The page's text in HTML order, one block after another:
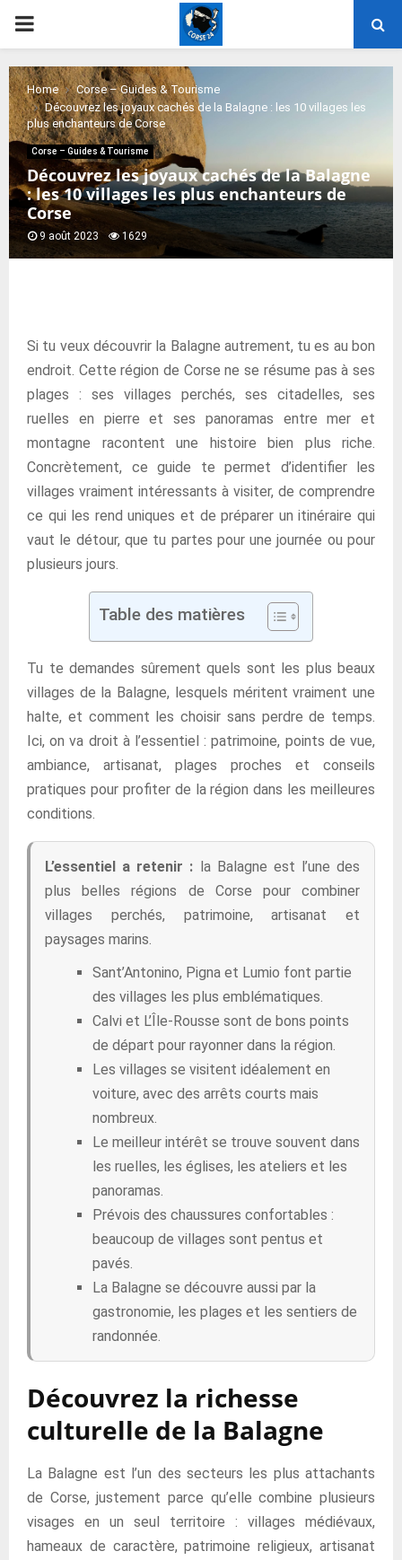
PRIMARY
MENU
Home
Corse – Guides & Tourisme
Découvrez les joyaux cachés de la Balagne : les 10 villages les
plus enchanteurs de Corse
Corse – Guides & Tourisme
Découvrez les joyaux cachés de la Balagne
: les 10 villages les plus enchanteurs de
Corse
9 août 2023 1629
Si tu veux découvrir la Balagne autrement, tu es au bon
endroit. Cette région de Corse ne se résume pas à ses
plages : ses villages perchés, ses citadelles, ses
ruelles en pierre et ses panoramas entre mer et
montagne racontent une histoire bien plus riche.
Concrètement, ce guide te permet d’identifier les
villages vraiment intéressants à visiter, de comprendre
ce qui les rend uniques et de préparer un itinéraire qui
vaut le détour, que tu partes pour une journée ou pour
plusieurs jours.
Table des matières
Tu te demandes sûrement quels sont les plus beaux
villages de la Balagne, lesquels méritent vraiment une
halte, et comment les choisir sans perdre de temps.
Ici, on va droit à l’essentiel : patrimoine, points de vue,
ambiance, artisanat, plages proches et conseils
pratiques pour profiter de la région dans les meilleures
conditions.
L’essentiel a retenir : la Balagne est l’une des
plus belles régions de Corse pour combiner
villages perchés, patrimoine, artisanat et
paysages marins.
Sant’Antonino, Pigna et Lumio font partie
des villages les plus emblématiques.
Calvi et L’Île-Rousse sont de bons points
de départ pour rayonner dans la région.
Les villages se visitent idéalement en
voiture, avec des arrêts courts mais
nombreux.
Le meilleur intérêt se trouve souvent dans
les ruelles, les églises, les ateliers et les
panoramas.
Prévois des chaussures confortables :
beaucoup de villages sont pentus et
pavés.
La Balagne se découvre aussi par la
gastronomie, les plages et les sentiers de
randonnée.
Découvrez la richesse
culturelle de la Balagne
La Balagne est l’un des secteurs les plus attachants
de Corse, justement parce qu’elle combine plusieurs
visages en un seul territoire : villages médiévaux,
hameaux de caractère, patrimoine religieux, artisanat